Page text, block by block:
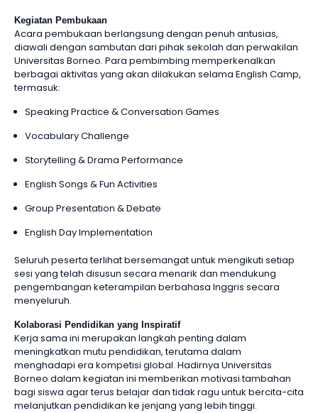
Kegiatan Pembukaan
Acara pembukaan berlangsung dengan penuh antusias,
diawali dengan sambutan dari pihak sekolah dan perwakilan
Universitas Borneo. Para pembimbing memperkenalkan
berbagai aktivitas yang akan dilakukan selama English Camp,
termasuk:
Speaking Practice & Conversation Games
Vocabulary Challenge
Storytelling & Drama Performance
English Songs & Fun Activities
Group Presentation & Debate
English Day Implementation
Seluruh peserta terlihat bersemangat untuk mengikuti setiap
sesi yang telah disusun secara menarik dan mendukung
pengembangan keterampilan berbahasa Inggris secara
menyeluruh.
Kolaborasi Pendidikan yang Inspiratif
Kerja sama ini merupakan langkah penting dalam
meningkatkan mutu pendidikan, terutama dalam
menghadapi era kompetisi global. Hadirnya Universitas
Borneo dalam kegiatan ini memberikan motivasi tambahan
bagi siswa agar terus belajar dan tidak ragu untuk bercita-cita
melanjutkan pendidikan ke jenjang yang lebih tinggi.